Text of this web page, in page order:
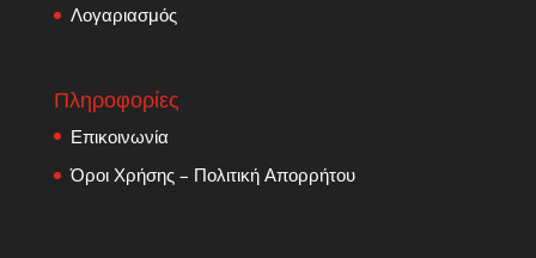
Λογαριασμός
Πληροφορίες
Επικοινωνία
Όροι Χρήσης – Πολιτική Απορρήτου